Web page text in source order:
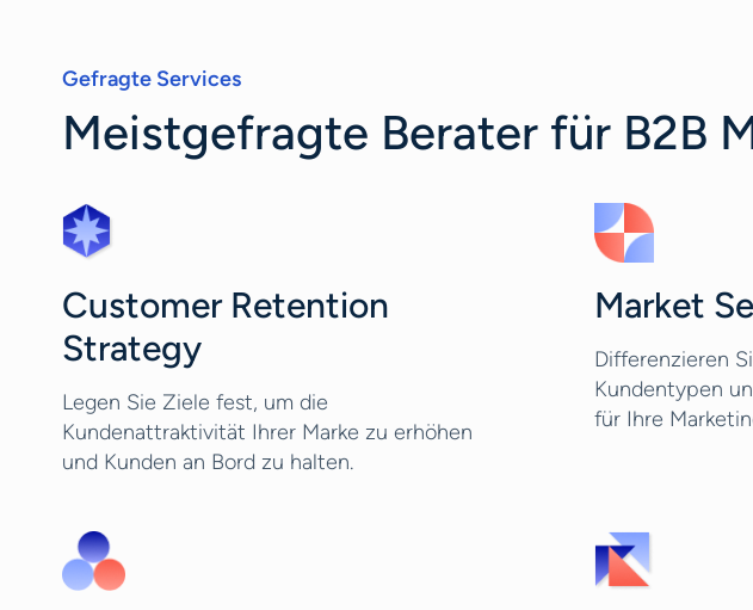
Gefragte Services
Meistgefragte Berater für B2B
Customer Retention
Strategy
Legen Sie Ziele fest, um die
Kundenattraktivität Ihrer Marke zu erhöhen
und Kunden an Bord zu halten.
Market
Differenzieren
Kundentypen
für Ihre